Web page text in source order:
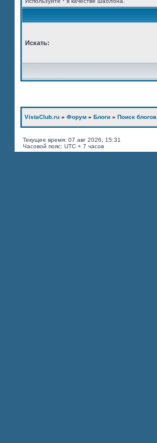
Искать:
VistaClub.ru » Форум » Блоги » Поиск блогов
Текущее время: 07 авг 2026, 15:31
Часовой пояс: UTC + 7 часов